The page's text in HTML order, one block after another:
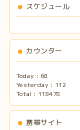
スケジュール
カウンター
Today : 68
Yesterday : 112
Total : 118478
携帯サイト